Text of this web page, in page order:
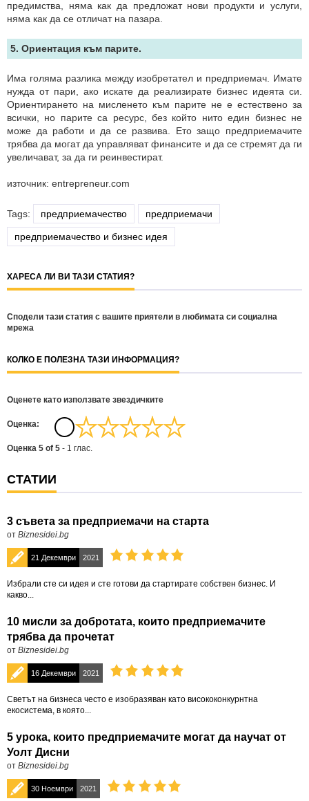
предимства, няма как да предложат нови продукти и услуги,
няма как да се отличат на пазара.
5. Ориентация към парите.
Има голяма разлика между изобретател и предприемач. Имате
нужда от пари, ако искате да реализирате бизнес идеята си.
Ориентирането на мисленето към парите не е естествено за
всички, но парите са ресурс, без който нито един бизнес не
може да работи и да се развива. Ето защо предприемачите
трябва да могат да управляват финансите и да се стремят да ги
увеличават, за да ги реинвестират.
източник: entrepreneur.com
Tags: предприемачество предприемачи
предприемачество и бизнес идея
ХАРЕСА ЛИ ВИ ТАЗИ СТАТИЯ?
Сподели тази статия с вашите приятели в любимата си социална
мрежа
КОЛКО Е ПОЛЕЗНА ТАЗИ ИНФОРМАЦИЯ?
Оценете като използвате звездичките
Oценка:
Оценка 5 of 5 - 1 глас.
СТАТИИ
3 съвета за предприемачи на старта
от Biznesidei.bg
21 Декември 2021
Избрали сте си идея и сте готови да стартирате собствен бизнес. И
какво...
10 мисли за добротата, които предприемачите
трябва да прочетат
от Biznesidei.bg
16 Декември 2021
Светът на бизнеса често е изобразяван като висококонкурнтна
екосистема, в която...
5 урока, които предприемачите могат да научат от
Уолт Дисни
от Biznesidei.bg
30 Ноември 2021